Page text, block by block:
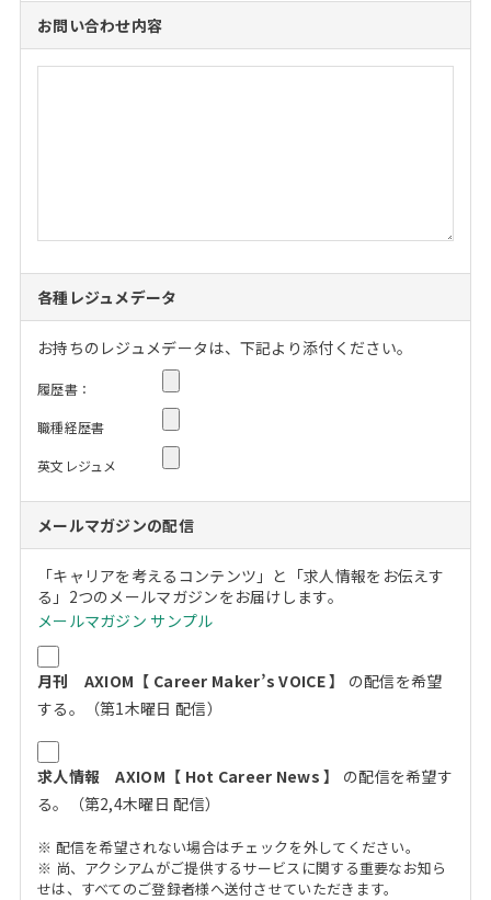
お問い合わせ内容
各種レジュメデータ
お持ちのレジュメデータは、下記より添付ください。
履歴書：
職種経歴書
英文レジュメ
メールマガジンの配信
「キャリアを考えるコンテンツ」と「求人情報をお伝えす
る」2つのメールマガジンをお届けします。
メールマガジン サンプル
月刊 AXIOM【 Career Maker’s VOICE 】
の配信を希望
する。（第1木曜日 配信）
求人情報 AXIOM【 Hot Career News 】
の配信を希望す
る。（第2,4木曜日 配信）
※ 配信を希望されない場合はチェックを外してください。
※ 尚、アクシアムがご提供するサービスに関する重要なお知ら
せは、すべてのご登録者様へ送付させていただきます。